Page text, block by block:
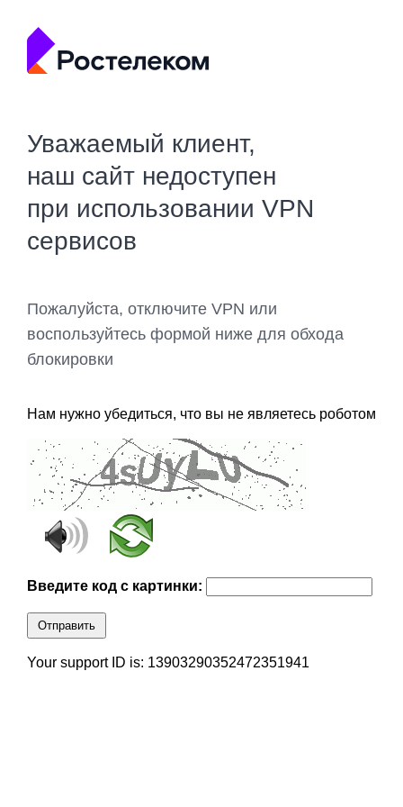
Уважаемый клиент,
наш сайт недоступен
при использовании VPN
сервисов
Пожалуйста, отключите VPN или
воспользуйтесь формой ниже для обхода
блокировки
Нам нужно убедиться, что вы не являетесь роботом
Введите код с картинки:
Отправить
Your support ID is: 13903290352472351941